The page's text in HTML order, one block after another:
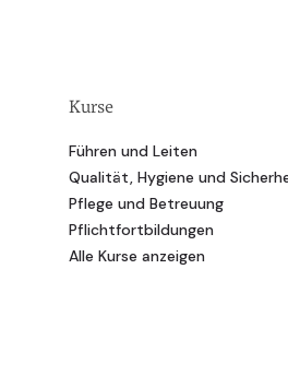
Kurse
Führen und Leiten
Qualität, Hygiene und
Pflege und Betreuung
Pflichtfortbildungen
Alle Kurse anzeigen